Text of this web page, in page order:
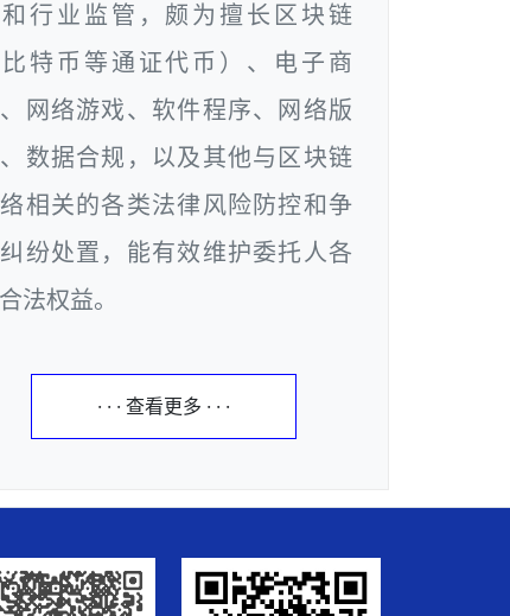
行业监管，颇为擅长区块链
比特币等通证代币）、电子商
网络游戏、软件程序、网络版
数据合规，以及其他与区块链
相关的各类法律风险防控和争
纷处置，能有效维护委托人各
法权益。
· · · 查看更多 · · ·